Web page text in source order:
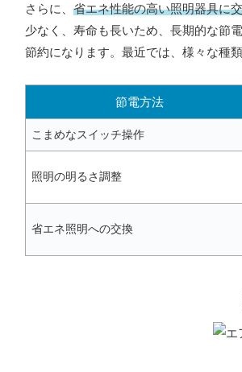
さらに、 省エネ性能の高い照明器具に
少なく、寿命も長いため、長期的な節
節約になります。最近では、様々な種
節電方法
こまめなスイッチ操作
照明の明るさ調整
省エネ照明への交換